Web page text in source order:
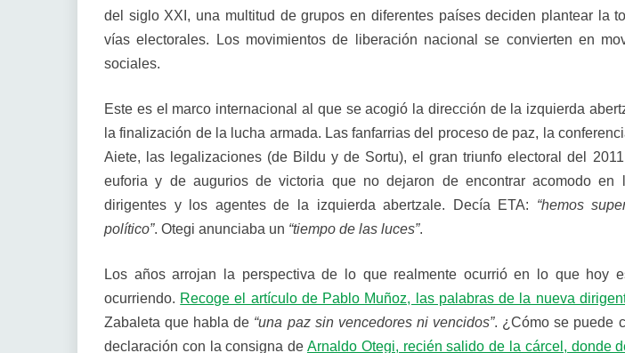
del siglo XXI, una multitud de grupos en diferentes países deciden plantear la
vías electorales. Los movimientos de liberación nacional se convierten en
sociales.
Este es el marco internacional al que se acogió la dirección de la izquierda
la finalización de la lucha armada. Las fanfarrias del proceso de paz, la
Aiete, las legalizaciones (de Bildu y de Sortu), el gran triunfo electoral del
euforia y de augurios de victoria que no dejaron de encontrar acomodo en
dirigentes y los agentes de la izquierda abertzale. Decía ETA: “hemos
político”. Otegi anunciaba un “tiempo de las luces”.
Los años arrojan la perspectiva de lo que realmente ocurrió en lo que hoy
ocurriendo. Recoge el artículo de Pablo Muñoz, las palabras de la nueva
Zabaleta que habla de “una paz sin vencedores ni vencidos”. ¿Cómo se puede
declaración con la consigna de Arnaldo Otegi, recién salido de la cárcel, donde